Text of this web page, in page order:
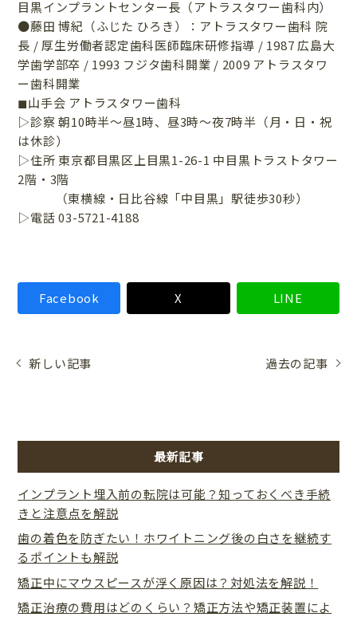
目黒インプラントセンター長（アトラスタワー歯科内）
●藤田 博紀（ふじた ひろき）：アトラスタワー歯科 院
長 / 厚生労働者認定歯科医師臨床研修指導 / 1987 広島大
学歯学部卒 / 1993 フジタ歯科開業 / 2009 アトラスタワ
ー歯科開業
◼山手会 アトラスタワー歯科
▷診察 朝10時半〜昼1時、昼3時〜夜7時半（月・日・祝
は休診）
▷住所 東京都目黒区上目黒1-26-1 中目黒トラストタワー
2階・3階
（東横線・日比谷線「中目黒」駅徒歩30秒）
▷電話 03-5721-4188
Facebook X LINE
新しい記事 過去の記事
最新記事
インプラント埋入前の転院は可能？知っておくべき手続
きと注意点を解説
歯の着色を防ぎたい！ホワイトニング後の白さを継続す
るポイントも解説
矯正中にマウスピースが浮く原因は？対処法を解説！
矯正治療の費用はどのくらい？矯正方法や矯正装置によ